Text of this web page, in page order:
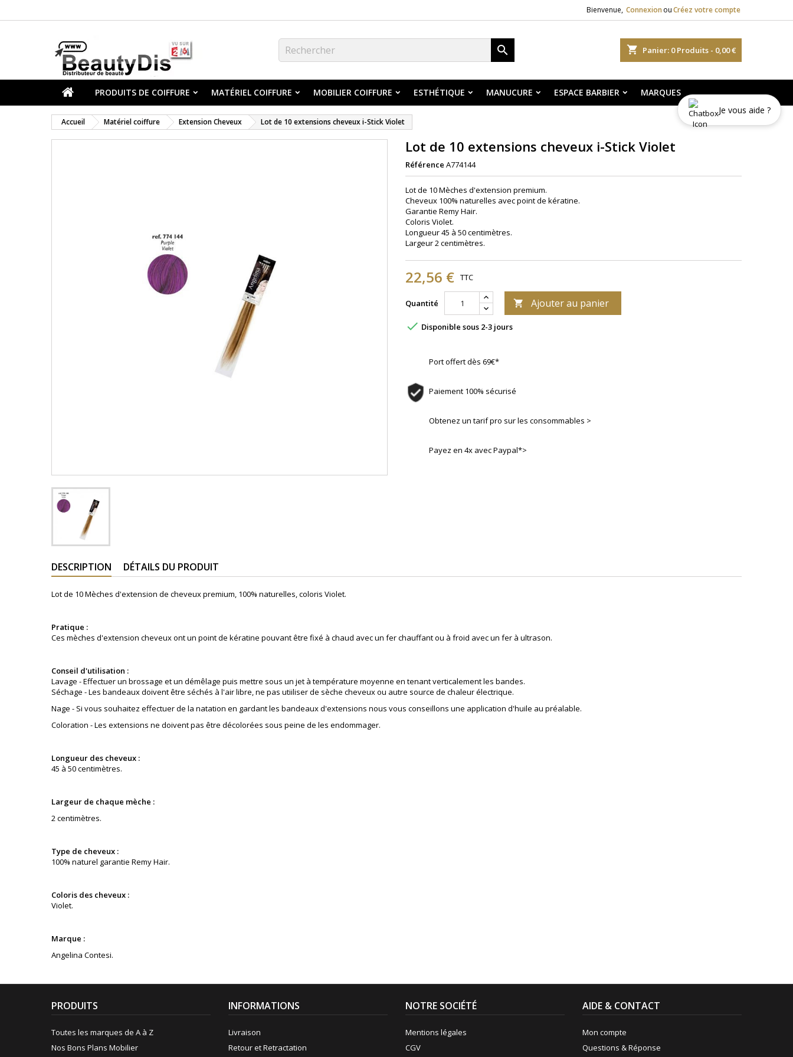
Bienvenue, Connexion ouCréez votre compte
shopping_cart Panier: 0Produits - 0,00 €

PRODUITS DE COIFFURE MATÉRIEL COIFFURE MOBILIER COIFFURE ESTHÉTIQUE MANUCURE ESPACE BARBIER MARQUES
Accueil Matériel coiffure Extension Cheveux Lot de 10 extensions cheveux i-Stick Violet
Lot de 10 extensions cheveux i-Stick Violet
Référence A774144
Lot de 10 Mèches d'extension premium.
Cheveux 100% naturelles avec point de kératine.
Garantie Remy Hair.
Coloris Violet.
Longueur 45 à 50 centimètres.
Largeur 2centimètres.
22,56 € TTC
Quantité  Ajouter au panier
 Disponible sous 2-3 jours
Port offert dès 69€*
Paiement 100% sécurisé
Obtenez un tarif pro sur les consommables >
Payez en 4x avec Paypal*>
DESCRIPTION DÉTAILS DU PRODUIT
Lot de 10 Mèches d'extension de cheveux premium, 100% naturelles,coloris Violet.
Pratique :
Ces mèches d'extension cheveux ont un point de kératine pouvant être fixé à chaud avec un fer chauffant ou à froid avec un fer à ultrason.
Conseil d'utilisation :
Lavage - Effectuer un brossage et un démêlage puis mettre sous un jet à température moyenne en tenant verticalement les bandes.
Séchage - Les bandeaux doivent être séchés à l'air libre, ne pas utiiliser de sèche cheveux ou autre source de chaleur électrique.
Nage - Si vous souhaitez effectuer de la natation en gardant les bandeaux d'extensions nous vous conseillons une application d'huile au préalable.
Coloration - Les extensions ne doivent pas être décolorées sous peine de les endommager.
Longueur des cheveux :
45 à 50 centimètres.
Largeur de chaque mèche :
2 centimètres.
Type de cheveux :
100% naturel garantie Remy Hair.
Coloris des cheveux :
Violet.
Marque :
Angelina Contesi.
PRODUITS
Toutes les marques de A à Z
Nos Bons Plans Mobilier
INFORMATIONS
Livraison
Retour et Retractation
NOTRE SOCIÉTÉ
Mentions légales
CGV
AIDE & CONTACT
Mon compte
Questions & Réponse
Je vous aide ?